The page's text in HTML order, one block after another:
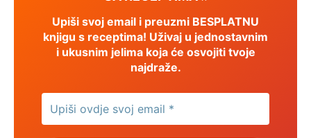
Upiši svoj email i preuzmi BESPLATNU
knjigu s receptima! Uživaj u jednostavnim
i ukusnim jelima koja će osvojiti tvoje
najdraže.